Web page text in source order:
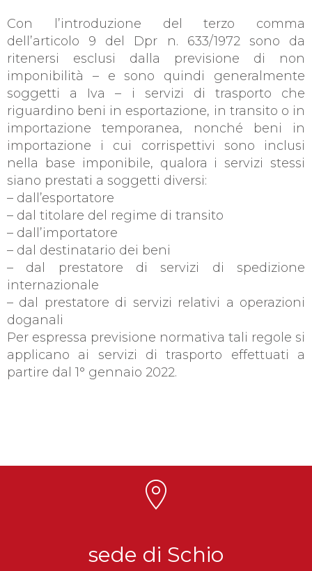
Con l’introduzione del terzo comma
dell’articolo 9 del Dpr n. 633/1972 sono da
ritenersi esclusi dalla previsione di non
imponibilità – e sono quindi generalmente
soggetti a Iva – i servizi di trasporto che
riguardino beni in esportazione, in transito o in
importazione temporanea, nonché beni in
importazione i cui corrispettivi sono inclusi
nella base imponibile, qualora i servizi stessi
siano prestati a soggetti diversi:
– dall’esportatore
– dal titolare del regime di transito
– dall’importatore
– dal destinatario dei beni
– dal prestatore di servizi di spedizione
internazionale
– dal prestatore di servizi relativi a operazioni
doganali
Per espressa previsione normativa tali regole si
applicano ai servizi di trasporto effettuati a
partire dal 1° gennaio 2022.
sede di Schio